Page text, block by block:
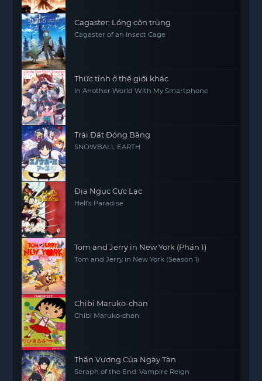
Cagaster: Lồng côn trùng
Cagaster of an Insect Cage
Thức tỉnh ở thế giới khác
In Another World With My Smartphone
Trái Đất Đóng Băng
SNOWBALL EARTH
Địa Ngục Cực Lạc
Hell's Paradise
Tom and Jerry in New York (Phần 1)
Tom and Jerry in New York (Season 1)
Chibi Maruko-chan
Chibi Maruko-chan
Thần Vương Của Ngày Tàn
Seraph of the End: Vampire Reign